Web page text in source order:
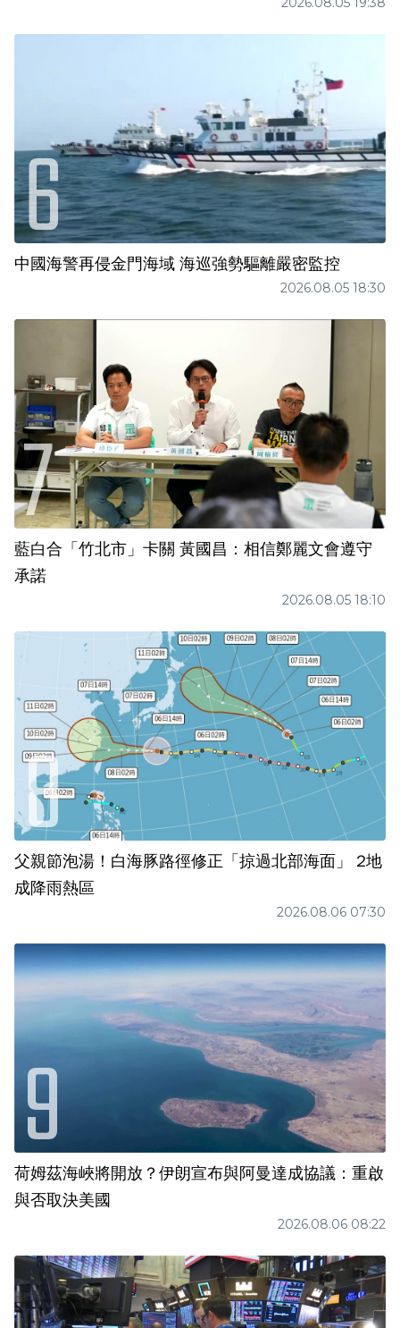
中國海警再侵金門海域 海巡強勢驅離嚴密監控
2026.08.05 18:30
藍白合「竹北市」卡關 黃國昌：相信鄭麗文會遵守
承諾
2026.08.05 18:10
父親節泡湯！白海豚路徑修正「掠過北部海面」 2地
成降雨熱區
2026.08.06 07:30
荷姆茲海峽將開放？伊朗宣布與阿曼達成協議：重啟
與否取決美國
2026.08.06 08:22